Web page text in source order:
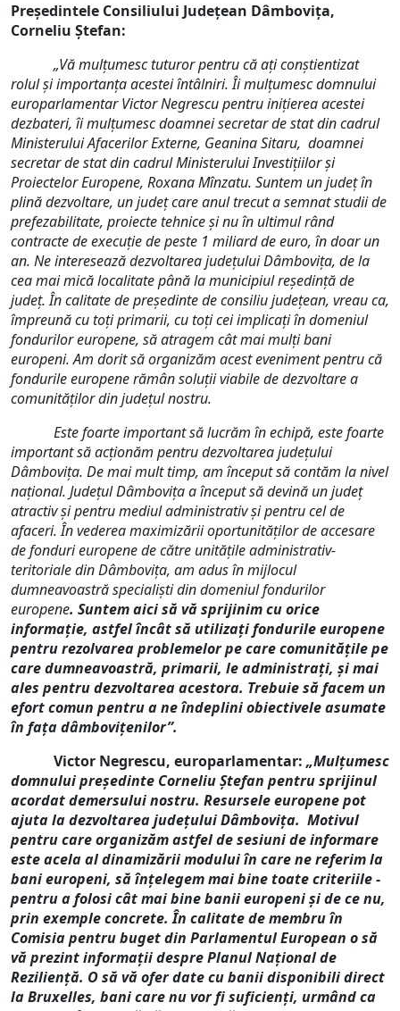
Președintele Consiliului Județean Dâmbovița,
Corneliu Ștefan:
„Vă mulțumesc tuturor pentru că ați conștientizat
rolul și importanța acestei întâlniri. Îi mulțumesc domnului
europarlamentar Victor Negrescu pentru inițierea acestei
dezbateri, îi mulțumesc doamnei secretar de stat din cadrul
Ministerului Afacerilor Externe, Geanina Sitaru, doamnei
secretar de stat din cadrul Ministerului Investiţiilor şi
Proiectelor Europene, Roxana Mînzatu. Suntem un județ în
plină dezvoltare, un județ care anul trecut a semnat studii de
prefezabilitate, proiecte tehnice și nu în ultimul rând
contracte de execuție de peste 1 miliard de euro, în doar un
an. Ne interesează dezvoltarea județului Dâmbovița, de la
cea mai mică localitate până la municipiul reședință de
județ. În calitate de președinte de consiliu județean, vreau ca,
împreună cu toți primarii, cu toți cei implicați în domeniul
fondurilor europene, să atragem cât mai mulți bani
europeni. Am dorit să organizăm acest eveniment pentru că
fondurile europene rămân soluții viabile de dezvoltare a
comunităților din județul nostru.
Este foarte important să lucrăm în echipă, este foarte
important să acționăm pentru dezvoltarea județului
Dâmbovița. De mai mult timp, am început să contăm la nivel
național. Județul Dâmbovița a început să devină un județ
atractiv și pentru mediul administrativ și pentru cel de
afaceri. În vederea maximizării oportunităților de accesare
de fonduri europene de către unitățile administrativ-
teritoriale din Dâmbovița, am adus în mijlocul
dumneavoastră specialiști din domeniul fondurilor
europene. Suntem aici să vă sprijinim cu orice
informație, astfel încât să utilizați fondurile europene
pentru rezolvarea problemelor pe care comunitățile pe
care dumneavoastră, primarii, le administrați, și mai
ales pentru dezvoltarea acestora. Trebuie să facem un
efort comun pentru a ne îndeplini obiectivele asumate
în fața dâmbovițenilor”.
Victor Negrescu, europarlamentar: „Mulțumesc
domnului președinte Corneliu Ștefan pentru sprijinul
acordat demersului nostru. Resursele europene pot
ajuta la dezvoltarea județului Dâmbovița. Motivul
pentru care organizăm astfel de sesiuni de informare
este acela al dinamizării modului în care ne referim la
bani europeni, să înțelegem mai bine toate criteriile -
pentru a folosi cât mai bine banii europeni și de ce nu,
prin exemple concrete. În calitate de membru în
Comisia pentru buget din Parlamentul European o să
vă prezint informații despre Planul Național de
Reziliență. O să vă ofer date cu banii disponibili direct
la Bruxelles, bani care nu vor fi suficienți, urmând ca